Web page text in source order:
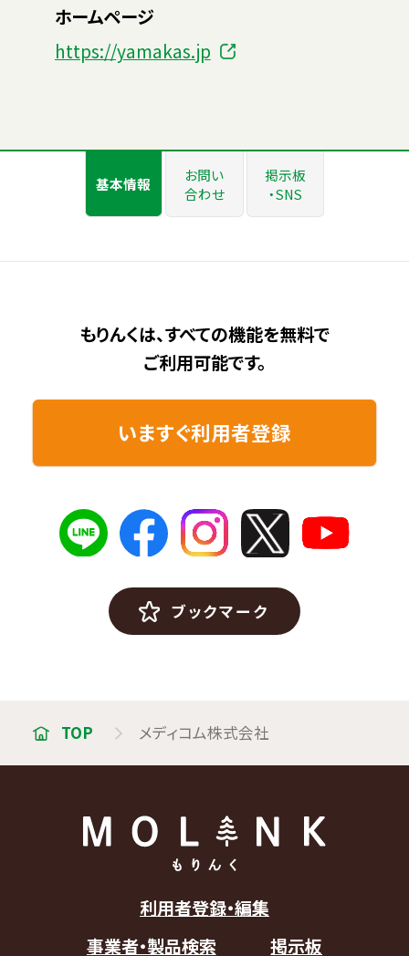
ホームページ
https://yamakas.jp
基本情報
お問い
合わせ
掲示板
・SNS
もりんくは、すべての機能を無料で
ご利用可能です。
いますぐ利用者登録
ブックマーク
TOP メディコム株式会社
利用者登録・編集
事業者・製品検索
掲示板